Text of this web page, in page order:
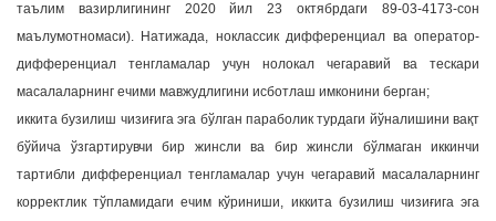
таълим вазирлигининг 2020 йил 23 октябрдаги 89-03-4173-сон
маълумотномаси). Натижада, ноклассик дифференциал ва оператор-
дифференциал тенгламалар учун нолокал чегаравий ва тескари
масалаларнинг ечими мавжудлигини исботлаш имконини берган;
иккита бузилиш чизиғига эга бўлган параболик турдаги йўналишини вақт
бўйича ўзгартирувчи бир жинсли ва бир жинсли бўлмаган иккинчи
тартибли дифференциал тенгламалар учун чегаравий масалаларнинг
корректлик тўпламидаги ечим кўриниши, иккита бузилиш чизиғига эга